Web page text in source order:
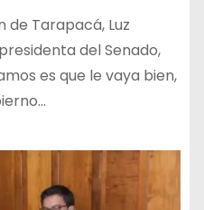
de Tarapacá, Luz
del Senado,
es que le vaya bien,